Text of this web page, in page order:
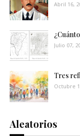
Abril 16,
Julio 07,
Tres
Octubre
Aleatorios